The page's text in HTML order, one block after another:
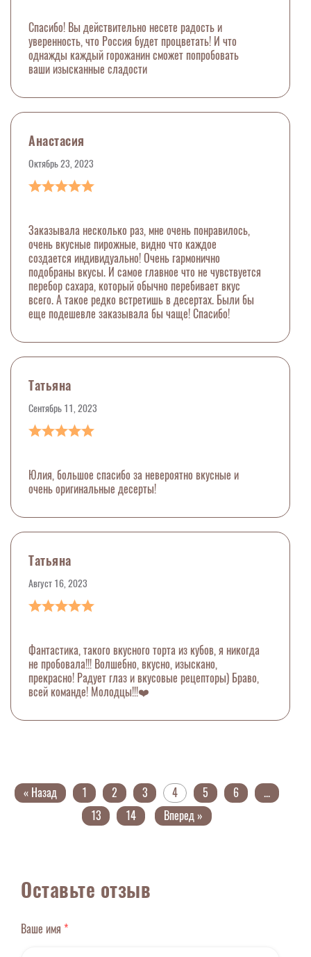
Спасибо! Вы действительно несете радость и
уверенность, что Россия будет процветать! И что
однажды каждый горожанин сможет попробовать
ваши изысканные сладости
Анастасия
Октябрь 23, 2023
Заказывала несколько раз, мне очень понравилось,
очень вкусные пирожные, видно что каждое
создается индивидуально! Очень гармонично
подобраны вкусы. И самое главное что не чувствуется
перебор сахара, который обычно перебивает вкус
всего. А такое редко встретишь в десертах. Были бы
еще подешевле заказывала бы чаще! Спасибо!
Татьяна
Сентябрь 11, 2023
Юлия, большое спасибо за невероятно вкусные и
очень оригинальные десерты!
Татьяна
Август 16, 2023
Фантастика, такого вкусного торта из кубов, я никогда
не пробовала!!! Волшебно, вкусно, изыскано,
прекрасно! Радует глаз и вкусовые рецепторы) Браво,
всей команде! Молодцы!!!❤️
« Назад 1 2 3 4 5 6
...
13
14 Вперед »
Оставьте отзыв
Ваше имя *